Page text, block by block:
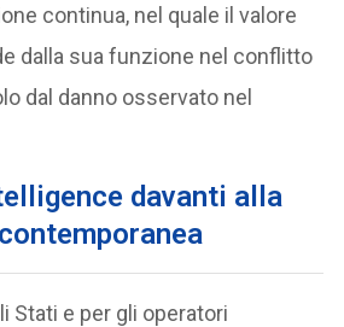
continua, nel quale il valore
dalla sua funzione nel conflitto
dal danno osservato nel
davanti alla
Stati e per gli operatori